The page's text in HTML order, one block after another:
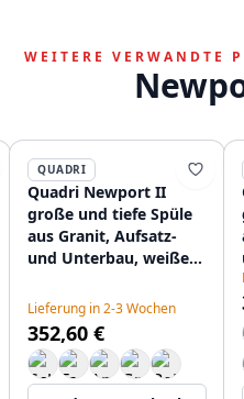
WEITERE VERWANDTE
QUADRI
Quadri Newport II
große und tiefe Spüle
aus Granit, Aufsatz-
und Unterbau, weiße
Kupferstopfen
1208967304
Lieferung in 2-3 Wochen
352,60 €